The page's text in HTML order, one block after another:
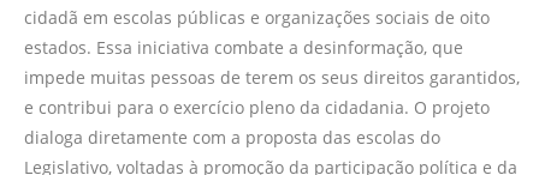
cidadã em escolas públicas e organizações sociais de oito
estados. Essa iniciativa combate a desinformação, que
impede muitas pessoas de terem os seus direitos garantidos,
e contribui para o exercício pleno da cidadania. O projeto
dialoga diretamente com a proposta das escolas do
Legislativo, voltadas à promoção da participação política e da